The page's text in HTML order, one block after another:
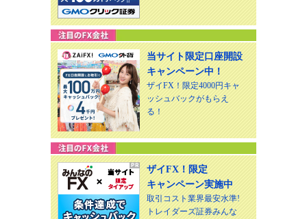
当サイト限定口座開設
キャンペーン中！
ザイFX！限定4000円キャ
ッシュバックがもらえ
る！
ザイFX！限定
キャンペーン実施中
取引コスト業界最安水準!
トレイダーズ証券みんな